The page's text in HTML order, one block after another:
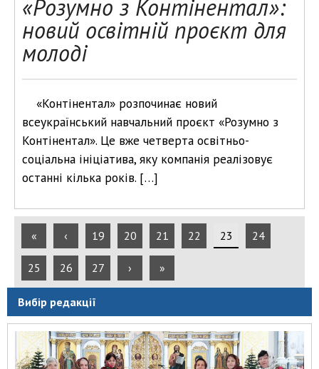
«Розумно з Контінентал»:
новий освітній проєкт для
молоді
«Контінентал» розпочинає новий
всеукраїнський навчальний проєкт «Розумно з
Контінентал». Це вже четверта освітньо-
соціальна ініціатива, яку компанія реалізовує
останні кілька років. […]
« ‹ 19 20 21 22 23 24
25 26 27 › »
Вибір редакції